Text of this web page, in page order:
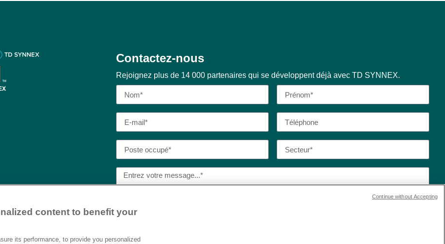
Contactez-nous
Rejoignez plus de 14 000 partenaires qui se développent déjà avec TD SYNNEX.
Destination AI.​
content to benefit your
its performance, to provide you personalized
Continue without Accepting